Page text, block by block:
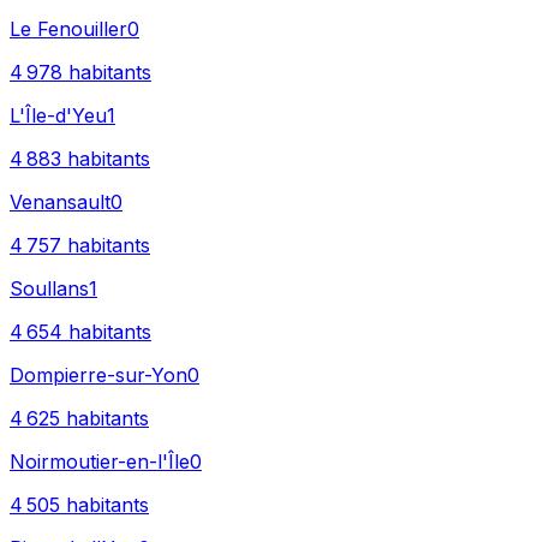
Le Fenouiller0
4 978 habitants
L'Île-d'Yeu1
4 883 habitants
Venansault0
4 757 habitants
Soullans1
4 654 habitants
Dompierre-sur-Yon0
4 625 habitants
Noirmoutier-en-l'Île0
4 505 habitants